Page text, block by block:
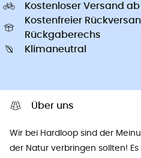
Kostenloser Versand ab
Kostenfreier
Rückgaberechs
Klimaneutral
Über uns
Wir bei Hardloop sind der
der Natur verbringen sollten!